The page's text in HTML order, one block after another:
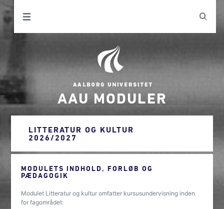
AAU MODULER
LITTERATUR OG KULTUR
2026/2027
MODULETS INDHOLD, FORLØB OG
PÆDAGOGIK
Modulet Litteratur og kultur omfatter kursusundervisning inden
for fagområdet: